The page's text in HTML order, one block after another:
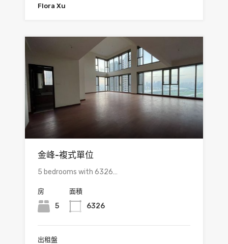
Flora Xu
金峰-複式單位
5 bedrooms with 6326…
房
5
面積
6326
出租盤